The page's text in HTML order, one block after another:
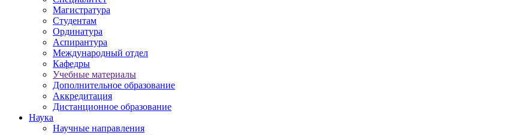
Магистратура
Студентам
Ординатура
Аспирантура
Международный отдел
Кафедры
Учебные материалы
Дополнительное образование
Аккредитация
Дистанционное образование
Наука
Научные направления